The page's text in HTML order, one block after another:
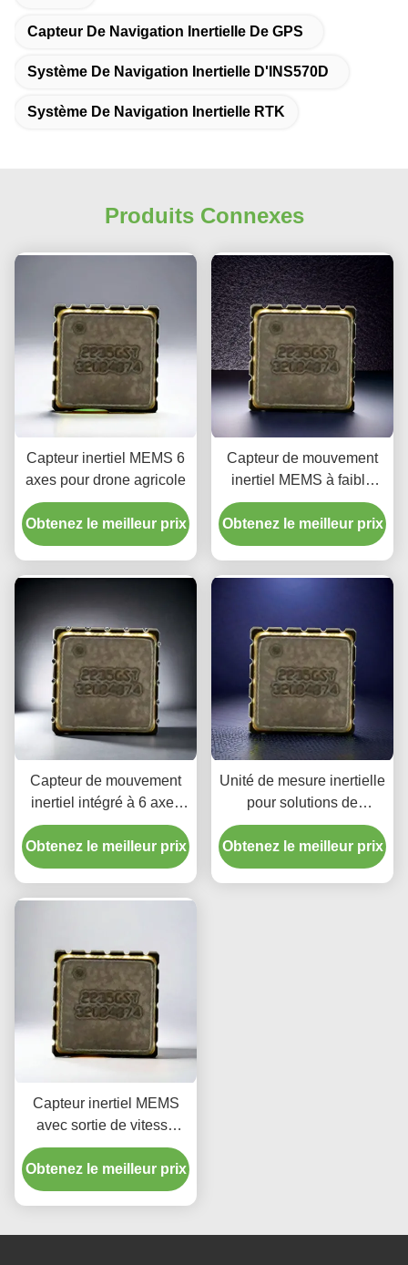
Capteur De Navigation Inertielle De GPS
Système De Navigation Inertielle D'INS570D
Système De Navigation Inertielle RTK
Produits Connexes
Capteur inertiel MEMS 6
axes pour drone agricole
Obtenez le meilleur prix
Capteur de mouvement
inertiel MEMS à faible
bruit et performances
stables
Obtenez le meilleur prix
Capteur de mouvement
inertiel intégré à 6 axes
pour l'automobile et le
pilotage automatique
Obtenez le meilleur prix
Unité de mesure inertielle
pour solutions de
détection de mouvement
Obtenez le meilleur prix
Capteur inertiel MEMS
avec sortie de vitesse
angulaire 3 axes et
d'accélération 3 axes
Obtenez le meilleur prix